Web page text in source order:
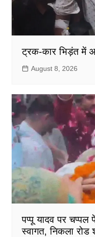
ट्रक-कार भिड़ंत में
August 8, 2026
पप्पू यादव पर
स्वागत, निकला रोड